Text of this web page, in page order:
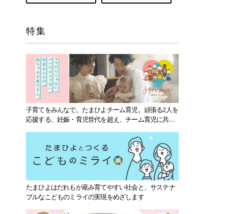
特集
子育てをみんなで。たまひよチーム育児。頑張る2人を
応援する、妊娠・育児世代を超え、チーム育児に共感
たまひよはだれもが産み育てやすい社会と、サステナ
ブルなこどものミライの実現をめざします